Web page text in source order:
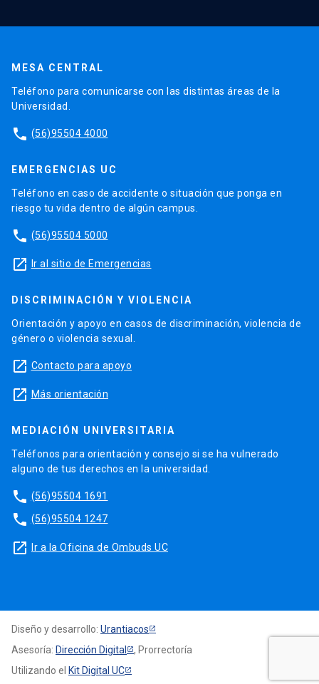
MESA CENTRAL
Teléfono para comunicarse con las distintas áreas de la
Universidad.
phone (56)95504 4000
EMERGENCIAS UC
Teléfono en caso de accidente o situación que ponga en
riesgo tu vida dentro de algún campus.
phone (56)95504 5000
launch Ir al sitio de Emergencias
DISCRIMINACIÓN Y VIOLENCIA
Orientación y apoyo en casos de discriminación, violencia de
género o violencia sexual.
launch Contacto para apoyo
launch Más orientación
MEDIACIÓN UNIVERSITARIA
Teléfonos para orientación y consejo si se ha vulnerado
alguno de tus derechos en la universidad.
phone (56)95504 1691
phone (56)95504 1247
launch Ir a la Oficina de Ombuds UC
Diseño y desarrollo: Urantiacos
Asesoría: Dirección Digital
, Prorrectoría
Utilizando el Kit Digital UC